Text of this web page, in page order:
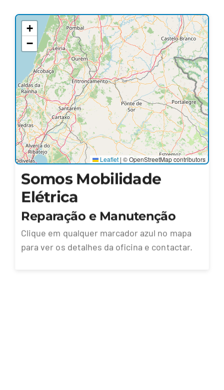
+
−
Leaflet | © OpenStreetMap contributors
Somos Mobilidade
Elétrica
Reparação e Manutenção
Clique em qualquer marcador azul no mapa
para ver os detalhes da oficina e contactar.